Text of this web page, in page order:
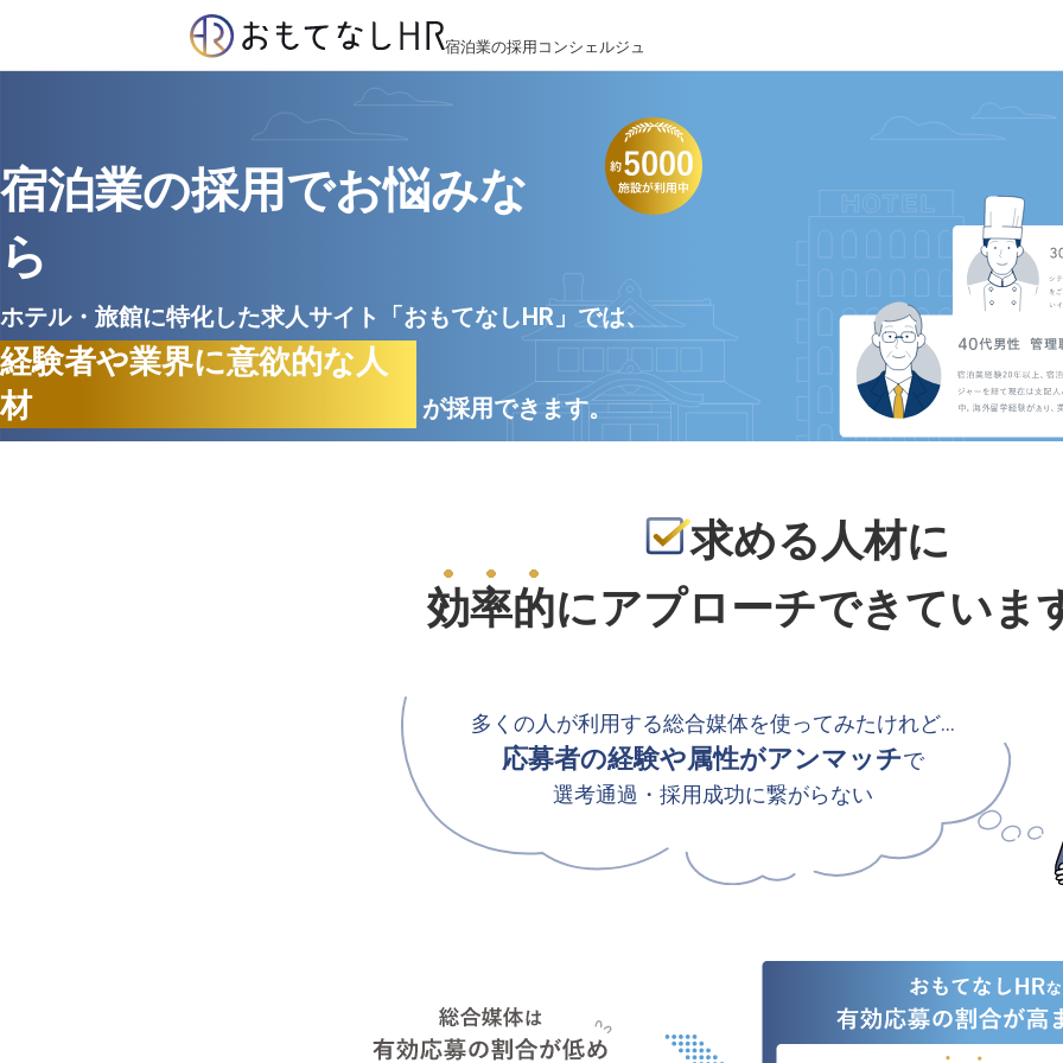
宿泊業の採用コンシェルジュ
宿泊業の採用でお悩みな
ら
ホテル・旅館に特化した求人サイト「おもてなしHR」では、
経験者や業界に意欲的な人
材
が採用できます。
求める人材に
効率的にアプローチできていま
多くの人が利用する総合媒体を使ってみたけれど…
応募者の経験や属性がアンマッチで
選考通過・採用成功に繋がらない